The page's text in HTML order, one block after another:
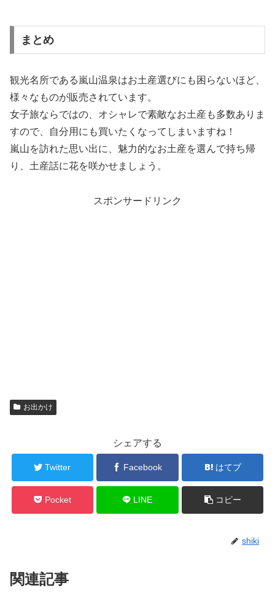
まとめ
観光名所である嵐山温泉はお土産選びにも困らないほど、
様々なものが販売されています。
女子旅ならではの、オシャレで素敵なお土産も多数ありま
すので、自分用にも買いたくなってしまいますね！
嵐山を訪れた思い出に、魅力的なお土産を選んで持ち帰
り、土産話に花を咲かせましょう。
スポンサードリンク
お出かけ
シェアする
Twitter Facebook はてブ
Pocket LINE コピー
shiki
関連記事